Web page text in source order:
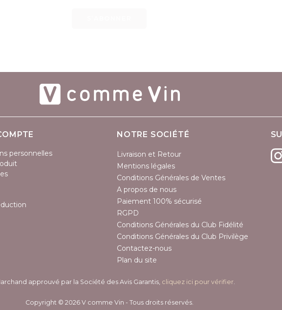
personnelles
NOTRE SOCIÉTÉ
Livraison et Retour
Mentions légales
Conditions Générales de Ventes
A propos de nous
Paiement 100% sécurisé
RGPD
Conditions Générales du Club Fidélité
Conditions Générales du Club Privilège
Contactez-nous
Plan du site
approuvé par la Société des Avis Garantis, cliquez ici pour vérifier.
Copyright © 2026 V comme Vin - Tous droits réservés.